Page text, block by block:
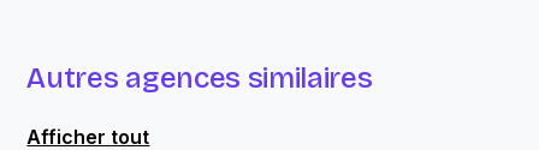
Autres agences similaires
Afficher tout